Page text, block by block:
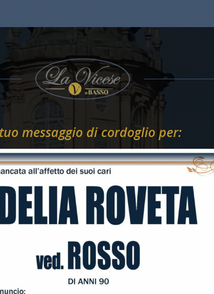
messaggio di cordoglio per: